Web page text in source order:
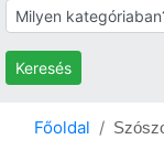
Keresés
Főoldal